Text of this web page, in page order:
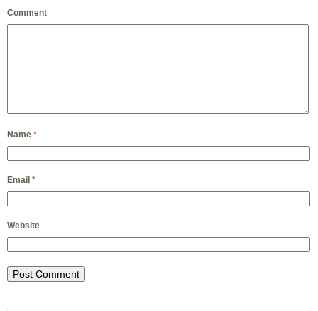
Comment
Name *
Email *
Website